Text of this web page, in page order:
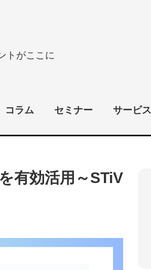
トがここに
コラム セミナー サービス
有効活用～STiV